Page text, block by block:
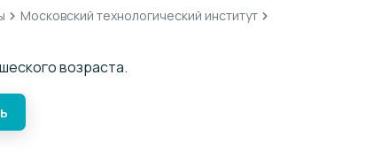
Московский технологический институт
возраста.